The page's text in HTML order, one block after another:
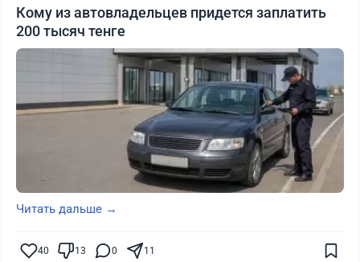
Кому из автовладельцев придется заплатить
200 тысяч тенге
Читать дальше →
40 13 0 11